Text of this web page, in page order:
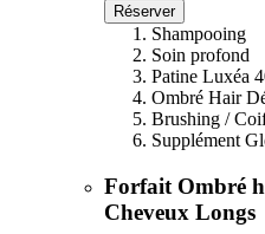
Réserver
Shampooing
Soin profond
Patine Luxéa
Ombré Hair
Brushing /
Supplément
Forfait Ombré
Cheveux Longs